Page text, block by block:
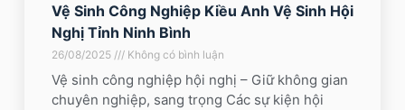
Vệ Sinh Công Nghiệp Kiều Anh Vệ Sinh Hội
Nghị Tỉnh Ninh Bình
26/08/2025 Không có bình luận
Vệ sinh công nghiệp hội nghị – Giữ không gian
chuyên nghiệp, sang trọng Các sự kiện hội